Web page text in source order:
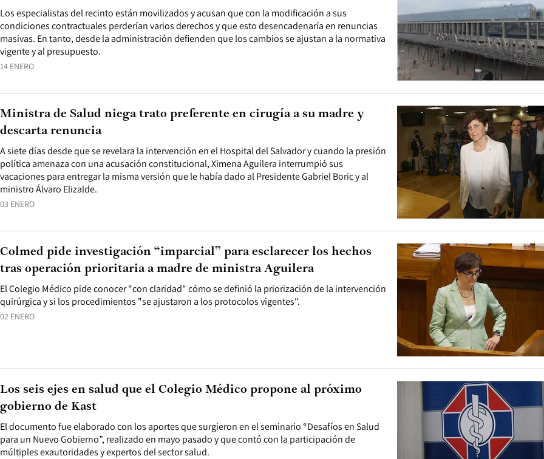
14 ENERO
Los especialistas del recinto están movilizados y acusan que con la modificación a sus
condiciones contractuales perderían varios derechos y que esto desencadenaría en renuncias
masivas. En tanto, desde la administración defienden que los cambios se ajustan a la normativa
vigente y al presupuesto.
03 ENERO
A siete días desde que se revelara la intervención en el Hospital del Salvador y cuando la presión
política amenaza con una acusación constitucional, Ximena Aguilera interrumpió sus
vacaciones para entregar la misma versión que le había dado al Presidente Gabriel Boric y al
ministro Álvaro Elizalde.
Ministra de Salud niega trato preferente en cirugía a su madre y
descarta renuncia
02 ENERO
El Colegio Médico pide conocer "con claridad" cómo se definió la priorización de la intervención
quirúrgica y si los procedimientos "se ajustaron a los protocolos vigentes".
Colmed pide investigación “imparcial” para esclarecer los hechos
tras operación prioritaria a madre de ministra Aguilera
El documento fue elaborado con los aportes que surgieron en el seminario “Desafíos en Salud
para un Nuevo Gobierno”, realizado en mayo pasado y que contó con la participación de
múltiples exautoridades y expertos del sector salud.
Los seis ejes en salud que el Colegio Médico propone al próximo
gobierno de Kast